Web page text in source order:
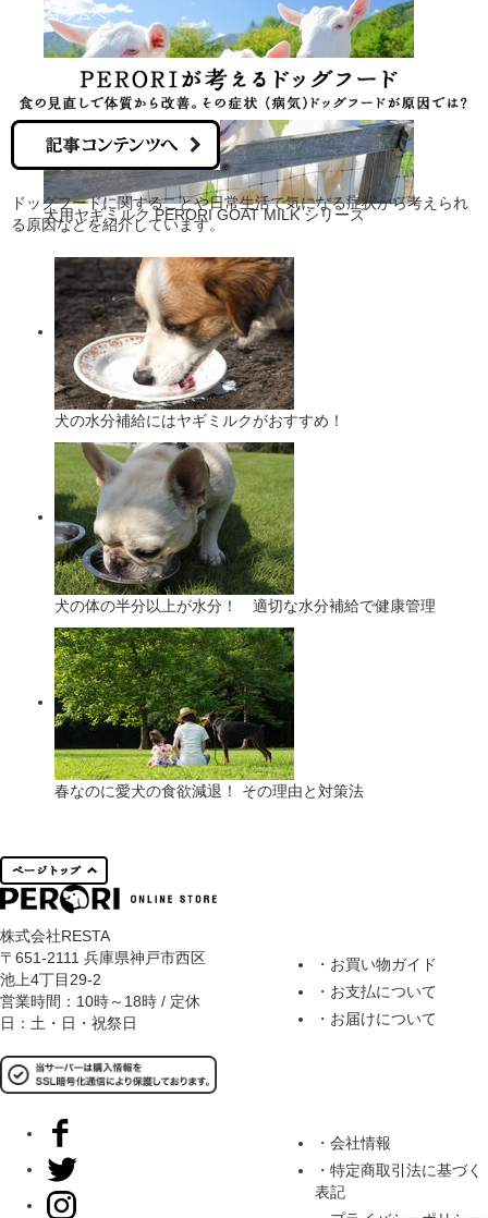
犬用ヤギミルク PERORI GOAT MILK シリーズ
獣医師コラムへ
ドッグフードに関することや日常生活で気になる症状から考えられ
る原因などを紹介しています。
犬の水分補給にはヤギミルクがおすすめ！
犬の体の半分以上が水分！ 適切な水分補給で健康管理
春なのに愛犬の食欲減退！ その理由と対策法
株式会社RESTA
〒651-2111 兵庫県神戸市西区
池上4丁目29-2
営業時間：10時～18時 / 定休
日：土・日・祝祭日
・お買い物ガイド
・お支払について
・お届けについて
・会社情報
・特定商取引法に基づく
表記